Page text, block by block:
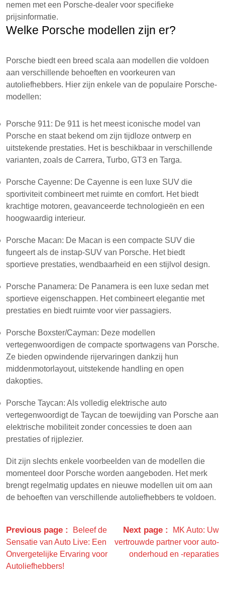
nemen met een Porsche-dealer voor specifieke
prijsinformatie.
Welke Porsche modellen zijn er?
Porsche biedt een breed scala aan modellen die voldoen
aan verschillende behoeften en voorkeuren van
autoliefhebbers. Hier zijn enkele van de populaire Porsche-
modellen:
Porsche 911: De 911 is het meest iconische model van
Porsche en staat bekend om zijn tijdloze ontwerp en
uitstekende prestaties. Het is beschikbaar in verschillende
varianten, zoals de Carrera, Turbo, GT3 en Targa.
Porsche Cayenne: De Cayenne is een luxe SUV die
sportiviteit combineert met ruimte en comfort. Het biedt
krachtige motoren, geavanceerde technologieën en een
hoogwaardig interieur.
Porsche Macan: De Macan is een compacte SUV die
fungeert als de instap-SUV van Porsche. Het biedt
sportieve prestaties, wendbaarheid en een stijlvol design.
Porsche Panamera: De Panamera is een luxe sedan met
sportieve eigenschappen. Het combineert elegantie met
prestaties en biedt ruimte voor vier passagiers.
Porsche Boxster/Cayman: Deze modellen
vertegenwoordigen de compacte sportwagens van Porsche.
Ze bieden opwindende rijervaringen dankzij hun
middenmotorlayout, uitstekende handling en open
dakopties.
Porsche Taycan: Als volledig elektrische auto
vertegenwoordigt de Taycan de toewijding van Porsche aan
elektrische mobiliteit zonder concessies te doen aan
prestaties of rijplezier.
Dit zijn slechts enkele voorbeelden van de modellen die
momenteel door Porsche worden aangeboden. Het merk
brengt regelmatig updates en nieuwe modellen uit om aan
de behoeften van verschillende autoliefhebbers te voldoen.
Previous page
Beleef de
Sensatie van Auto Live: Een
Onvergetelijke Ervaring voor
Autoliefhebbers!
Next page
MK Auto: Uw
vertrouwde partner voor auto-
onderhoud en -reparaties